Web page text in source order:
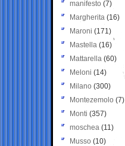
manifesto (7)
Margherita (16)
Maroni (171)
Mastella (16)
Mattarella (60)
Meloni (14)
Milano (300)
Montezemolo (7)
Monti (357)
moschea (11)
Musso (10)